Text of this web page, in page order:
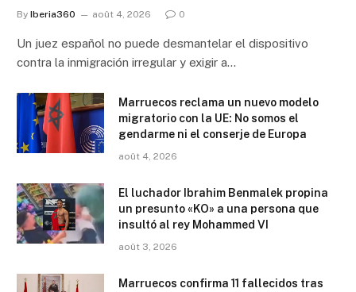
By Iberia360 août 4, 2026 0
Un juez español no puede desmantelar el dispositivo
contra la inmigración irregular y exigir a…
Marruecos reclama un nuevo modelo
migratorio con la UE: No somos el
gendarme ni el conserje de Europa
août 4, 2026
El luchador Ibrahim Benmalek propina
un presunto «KO» a una persona que
insultó al rey Mohammed VI
août 3, 2026
Marruecos confirma 11 fallecidos tras